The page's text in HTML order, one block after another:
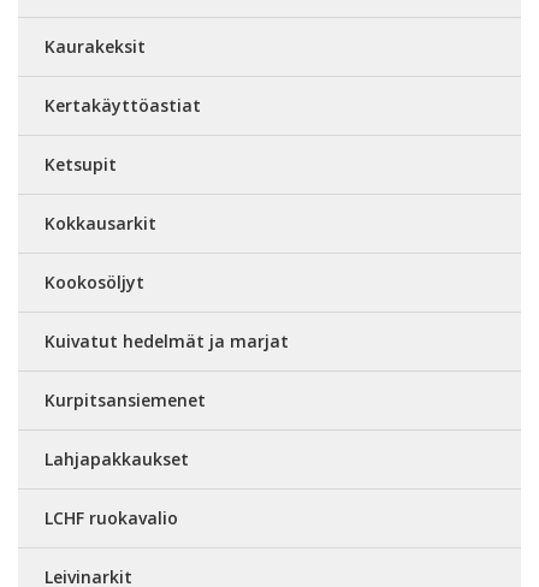
Kaurakeksit
Kertakäyttöastiat
Ketsupit
Kokkausarkit
Kookosöljyt
Kuivatut hedelmät ja marjat
Kurpitsansiemenet
Lahjapakkaukset
LCHF ruokavalio
Leivinarkit